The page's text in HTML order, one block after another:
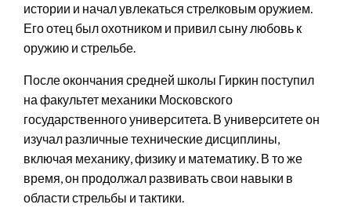
истории и начал увлекаться стрелковым оружием.
Его отец был охотником и привил сыну любовь к
оружию и стрельбе.
После окончания средней школы Гиркин поступил
на факультет механики Московского
государственного университета. В университете он
изучал различные технические дисциплины,
включая механику, физику и математику. В то же
время, он продолжал развивать свои навыки в
области стрельбы и тактики.